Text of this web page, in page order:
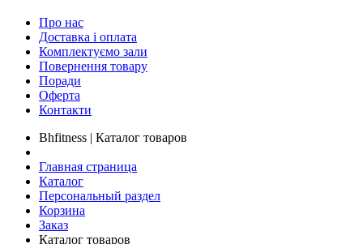
Про нас
Доставка і оплата
Комплектуємо зали
Повернення товару
Поради
Оферта
Контакти
Bhfitness | Каталог товаров
Главная страница
Каталог
Персональный раздел
Корзина
Заказ
Каталог товаров